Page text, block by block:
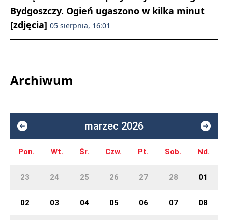
Bydgoszczy. Ogień ugaszono w kilka minut
[zdjęcia] 05 sierpnia, 16:01
Archiwum
marzec 2026
Pon. Wt. Śr. Czw. Pt. Sob. Nd.
23 24 25 26 27 28 01
02 03 04 05 06 07 08